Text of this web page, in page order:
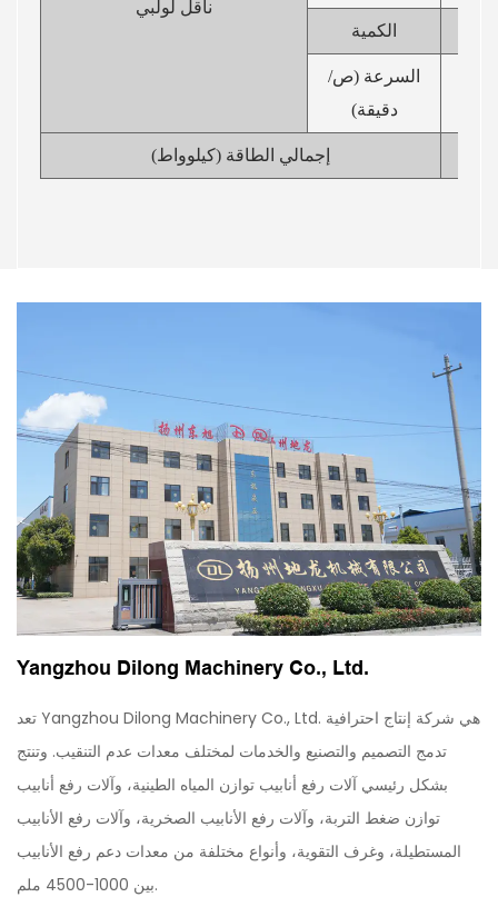
ناقل لولبي
الكمية
السرعة (ص/
دقيقة)
إجمالي الطاقة (كيلوواط)
Yangzhou Dilong Machinery Co., Ltd.
تعد Yangzhou Dilong Machinery Co., Ltd. هي شركة إنتاج احترافية
تدمج التصميم والتصنيع والخدمات لمختلف معدات عدم التنقيب. وتنتج
بشكل رئيسي آلات رفع أنابيب توازن المياه الطينية، وآلات رفع أنابيب
توازن ضغط التربة، وآلات رفع الأنابيب الصخرية، وآلات رفع الأنابيب
المستطيلة، وغرف التقوية، وأنواع مختلفة من معدات دعم رفع الأنابيب
بين 1000-4500 ملم.